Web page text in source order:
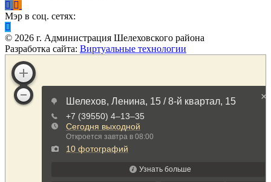
Мэр в соц. сетях:
© 2026 г. Администрация Шелеховского района
Разработка сайта: Виртуальные технологии